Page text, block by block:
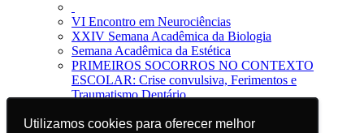
Utilizamos cookies para oferecer melhor
Utilizamos cookies para oferecer melhor
VI Encontro em Neurociências
XXIV Semana Acadêmica da Biologia
Semana Acadêmica da Estética
PRIMEIROS SOCORROS NO CONTEXTO
ESCOLAR: Crise convulsiva, Ferimentos e
Traumatismo Dentário
Jornal da Unisc